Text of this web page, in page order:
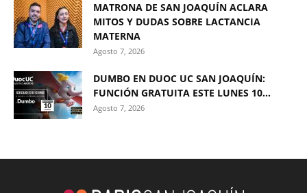
MATRONA DE SAN JOAQUÍN ACLARA
MITOS Y DUDAS SOBRE LACTANCIA
MATERNA
Agosto 7, 2026
DUMBO EN DUOC UC SAN JOAQUÍN:
FUNCIÓN GRATUITA ESTE LUNES 10...
Agosto 7, 2026